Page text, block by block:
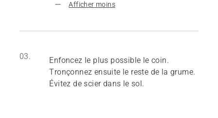
Afficher moins
03.
Enfoncez le plus possible le coin.
Tronçonnez ensuite le reste de la grume.
Évitez de scier dans le sol.